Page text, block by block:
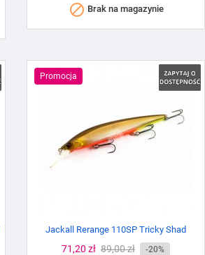
 Brak na magazynie
Promocja
Jackall Rerange 110SP Tricky Shad
Cena
71,20 zł Cena
89,00 zł -20%